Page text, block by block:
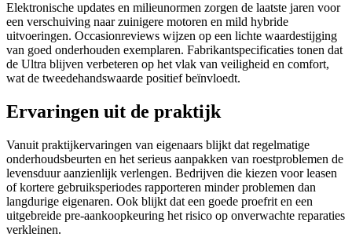
Elektronische updates en milieunormen zorgen de laatste jaren voor
een verschuiving naar zuinigere motoren en mild hybride
uitvoeringen. Occasionreviews wijzen op een lichte waardestijging
van goed onderhouden exemplaren. Fabrikantspecificaties tonen dat
de Ultra blijven verbeteren op het vlak van veiligheid en comfort,
wat de tweedehandswaarde positief beïnvloedt.
Ervaringen uit de praktijk
Vanuit praktijkervaringen van eigenaars blijkt dat regelmatige
onderhoudsbeurten en het serieus aanpakken van roestproblemen de
levensduur aanzienlijk verlengen. Bedrijven die kiezen voor leasen
of kortere gebruiksperiodes rapporteren minder problemen dan
langdurige eigenaren. Ook blijkt dat een goede proefrit en een
uitgebreide pre-aankoopkeuring het risico op onverwachte reparaties
verkleinen.